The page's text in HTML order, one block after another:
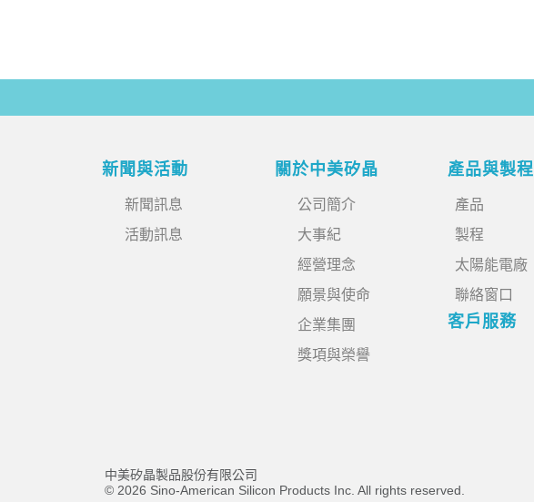
新聞與活動
新聞訊息
活動訊息
關於中美矽晶
公司簡介
大事紀
經營理念
願景與使命
企業集團
獎項與榮譽
產品與製程
產品
製程
太陽能電廠
聯絡窗口
客戶服務
中美矽晶製品股份有限公司
© 2026 Sino-American Silicon Products Inc. All rights reserved.